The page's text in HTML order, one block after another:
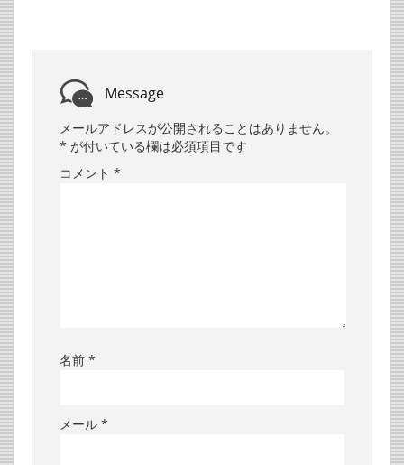
Message
メールアドレスが公開されることはありません。
* が付いている欄は必須項目です
コメント *
名前 *
メール *